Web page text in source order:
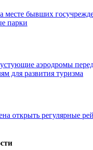
месте бывших
парки
аэродромы
для развития туризма
открыть регулярные